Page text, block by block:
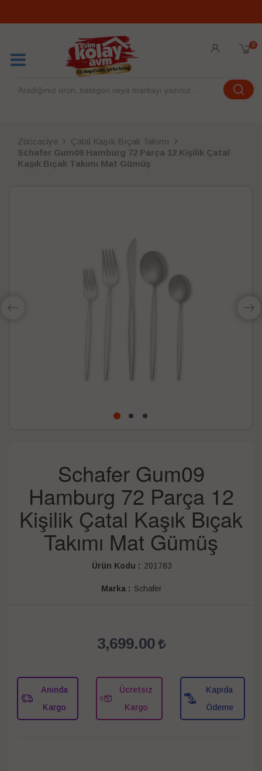
0
Züccaciye
Çatal Kaşık Bıçak Takımı
Schafer Gum09 Hamburg 72 Parça 12 Kişilik Çatal
Kaşık Bıçak Takımı Mat Gümüş
Schafer Gum09
Hamburg 72 Parça 12
Kişilik Çatal Kaşık Bıçak
Takımı Mat Gümüş
Ürün Kodu : 201783
Marka : Schafer
3,699.00
Anında
Kargo
Ücretsiz
Kargo
Kapıda
Ödeme